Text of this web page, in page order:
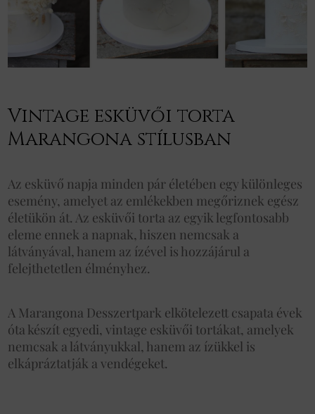
Vintage esküvői torta
Marangona stílusban
Az esküvő napja minden pár életében egy különleges
esemény, amelyet az emlékekben megőriznek egész
életükön át. Az esküvői torta az egyik legfontosabb
eleme ennek a napnak, hiszen nemcsak a
látványával, hanem az ízével is hozzájárul a
felejthetetlen élményhez.
A Marangona Desszertpark elkötelezett csapata évek
óta készít egyedi, vintage esküvői tortákat, amelyek
nemcsak a látványukkal, hanem az ízükkel is
elkápráztatják a vendégeket.